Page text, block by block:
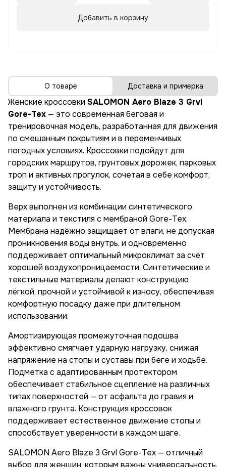
Добавить в корзину
О товаре Доставка и примерка
Женские кроссовки SALOMON Aero Blaze 3 Grvl
Gore-Tex — это современная беговая и
тренировочная модель, разработанная для движения
по смешанным покрытиям и в переменчивых
погодных условиях. Кроссовки подойдут для
городских маршрутов, грунтовых дорожек, парковых
троп и активных прогулок, сочетая в себе комфорт,
защиту и устойчивость.
Верх выполнен из комбинации синтетического
материала и текстиля с мембраной Gore-Tex.
Мембрана надёжно защищает от влаги, не допуская
проникновения воды внутрь, и одновременно
поддерживает оптимальный микроклимат за счёт
хорошей воздухопроницаемости. Синтетические и
текстильные материалы делают конструкцию
лёгкой, прочной и устойчивой к износу, обеспечивая
комфортную посадку даже при длительном
использовании.
Амортизирующая промежуточная подошва
эффективно смягчает ударную нагрузку, снижая
напряжение на стопы и суставы при беге и ходьбе.
Подметка с адаптированным протектором
обеспечивает стабильное сцепление на различных
типах поверхностей — от асфальта до гравия и
влажного грунта. Конструкция кроссовок
поддерживает естественное движение стопы и
способствует уверенности в каждом шаге.
SALOMON Aero Blaze 3 Grvl Gore-Tex — отличный
выбор для женщин, которым важны универсальность,